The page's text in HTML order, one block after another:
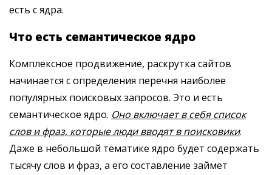
есть с ядра.
Что есть семантическое ядро
Комплексное продвижение, раскрутка сайтов
начинается с определения перечня наиболее
популярных поисковых запросов. Это и есть
семантическое ядро. Оно включает в себя список
слов и фраз, которые люди вводят в поисковики.
Даже в небольшой тематике ядро будет содержать
тысячу слов и фраз, а его составление займет